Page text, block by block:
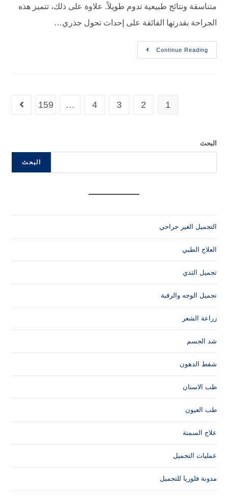
متناسقة ونتائج طبيعية تدوم طويلاً. علاوة على ذلك، تتميز هذه
الجراحة بقدرتها الفائقة على إحداث تحول جذري…
Continue Reading
1
2
3
4
…
159
البحث
البحث
التجميل الغير جراحي
العلاج الطبي
تجميل الثدي
تجميل الوجه والرقبة
زراعة الشعر
شد الجسم
شفط الدهون
طب الاسنان
طب العيون
علاج السمنة
عمليات التجميل
مدونة فلوريا للتجميل